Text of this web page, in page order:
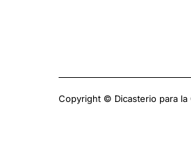
Copyright © Dicasterio para la